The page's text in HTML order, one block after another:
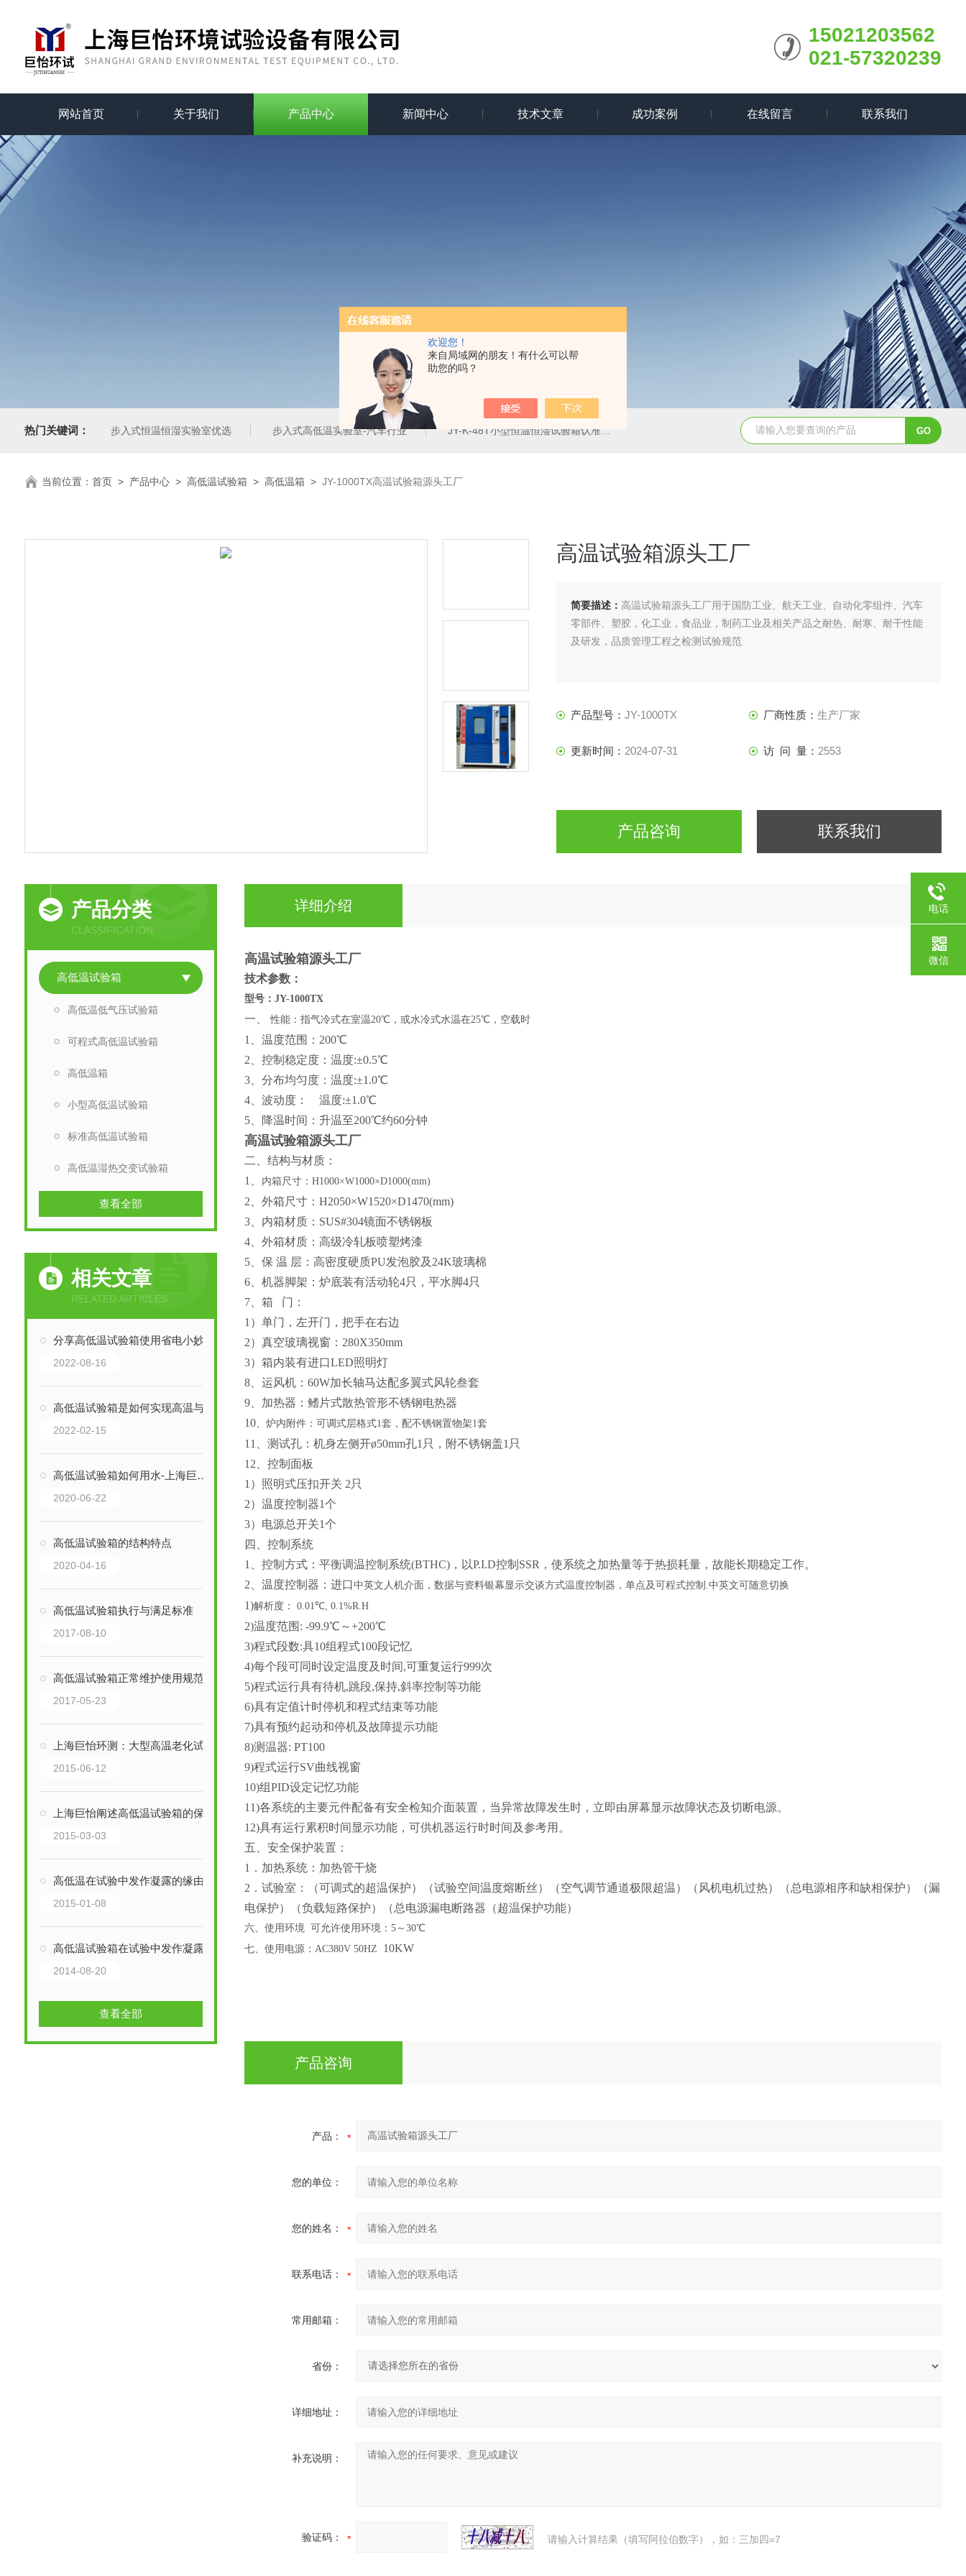
欢迎您！
来自局域网的朋友！有什么可以帮
助您的吗？
15021203562
021-57320239
网站首页 关于我们 产品中心 新闻中心 技术文章 成功案例 在线留言 联系我们
热门关键词： 步入式恒温恒湿实验室优选 步入式高低温实验室-汽车行业 JY-K-48T小型恒温恒湿试验箱认准巨怡环试 JY-K-48T小型恒温恒湿试验箱半导体行业专用 JY-K-
当前位置： 首页> 产品中心> 高低温试验箱 > 高低温箱 > JY-1000TX高温试验箱源头工厂
高温试验箱源头工厂
简要描述： 高温试验箱源头工厂用于国防工业、航天工业、自动化零组件、汽车
零部件、塑胶，化工业，食品业，制药工业及相关产品之耐热、耐寒、耐干性能
及研发，品质管理工程之检测试验规范
产品型号：JY-1000TX 厂商性质：生产厂家
更新时间： 2024-07-31 访 问 量： 2553
产品咨询 联系我们
产品分类
CLASSIFICATION
高低温试验箱
高低温低气压试验箱
可程式高低温试验箱
高低温箱
小型高低温试验箱
标准高低温试验箱
高低温湿热交变试验箱
查看全部
相关文章
RELATED ARTICLES
分享高低温试验箱使用省电小妙招
2022-08-16
高低温试验箱是如何实现高温与低温的转换呢？
2022-02-15
高低温试验箱如何用水-上海巨怡为您解析
2020-06-22
高低温试验箱的结构特点
2020-04-16
高低温试验箱执行与满足标准
2017-08-10
高低温试验箱正常维护使用规范，巨怡品牌，行业内专家
2017-05-23
上海巨怡环测：大型高温老化试验房温度异常时该怎样去处理？
2015-06-12
上海巨怡阐述高低温试验箱的保温性能测定及评定
2015-03-03
高低温在试验中发作凝露的缘由解析
2015-01-08
高低温试验箱在试验中发作凝露的缘由解析
2014-08-20
查看全部
详细介绍
高温试验箱源头工厂
技术参数：
型号：JY-1000TX
一、性能：指气冷式在室温20℃，或水冷式水温在25℃，空载时
1、温度范围：200℃
2、控制稳定度：温度:±0.5℃
3、分布均匀度：温度:±1.0℃
4、波动度： 温度:±1.0℃
5、降温时间：升温至200℃约60分钟
高温试验箱源头工厂
二、结构与材质：
1、
内箱尺寸：H1000×W1000×D1000(mm)
2、外箱尺寸：H2050×W1520×D1470(mm)
3、内箱材质： SUS#304镜面不锈钢板
4、外箱材质：高级冷轧板喷塑烤漆
5、保 温 层：高密度硬质PU发泡胶及24K玻璃棉
6、机器脚架：炉底装有活动轮4只，平水脚4只
7、箱 门：
1）单门，左开门，把手在右边
2）真空玻璃视窗： 280X350mm
3）箱内装有进口LED照明灯
8、运风机：60W加长轴马达配多翼式风轮叁套
9、加热器：鳍片式散热管形不锈钢电热器
10、炉内附件：可调式层格式1套，配不锈钢置物架1套
11、测试孔：机身左侧开ø50mm孔1只，附不锈钢盖1只
12、控制面板
1）照明式压扣开关 2只
2）温度控制器1个
3）电源总开关1个
四、控制系统
1、控制方式：平衡调温控制系统(BTHC)，以P.I.D控制SSR，使系统之加热量等于热损耗量，故能长期稳定工作。
2、温度控制器：进口中英文人机介面，数据与资料银幕显示交谈方式温度控制器，单点及可程式控制 .中英文可随意切换
1)解析度： 0.01℃, 0.1%R.H
2)温度范围: -99.9℃～+200℃
3)程式段数:具10组程式100段记忆
4)每个段可同时设定温度及时间,可重复运行999次
5)程式运行具有待机,跳段,保持,斜率控制等功能
6)具有定值计时停机和程式结束等功能
7)具有预约起动和停机及故障提示功能
8)测温器: PT100
9)程式运行SV曲线视窗
10)组PID设定记忆功能
11)各系统的主要元件配备有安全检知介面装置，当异常故障发生时，立即由屏幕显示故障状态及切断电源。
12)具有运行累积时间显示功能，可供机器运行时时间及参考用。
五、安全保护装置：
1． 加热系统 ： 加热管干烧
2．试验室 ：（可调式的超温保护）（试验空间温度熔断丝）（空气调节通道极限超温）（ 风机电机过热）（总电源相序和缺相保护）（漏
电保护）（负载短路保护）（总电源漏电断路器 （超温保护功能）
六、使用环境 可允许使用环境：5～30℃
七、使用电源：AC380V 50HZ 10KW
产品咨询
产品：
您的单位：
您的姓名：
联系电话：
常用邮箱：
省份：
详细地址：
补充说明：
验证码： 请输入计算结果（填写阿拉伯数字），如：三加四=7
电话
微信